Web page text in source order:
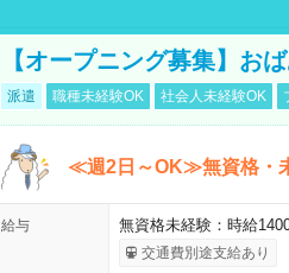
【オープニング募集】お
派遣 職種未経験OK 社会人未経験OK
≪週2日～OK≫無資格・
給与 無資格未経験：時給
交通費別途支給あり